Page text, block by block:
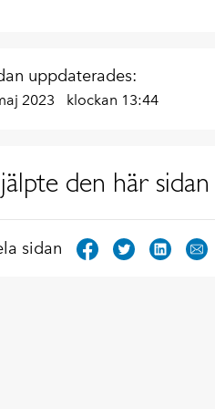
uppdaterades:
2023 klockan 13:44
den här sidan
sidan